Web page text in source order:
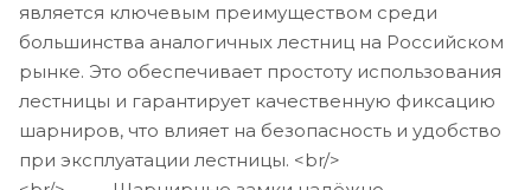
является ключевым преимуществом среди
большинства аналогичных лестниц на Российском
рынке. Это обеспечивает простоту использования
лестницы и гарантирует качественную фиксацию
шарниров, что влияет на безопасность и удобство
при эксплуатации лестницы. <br/>